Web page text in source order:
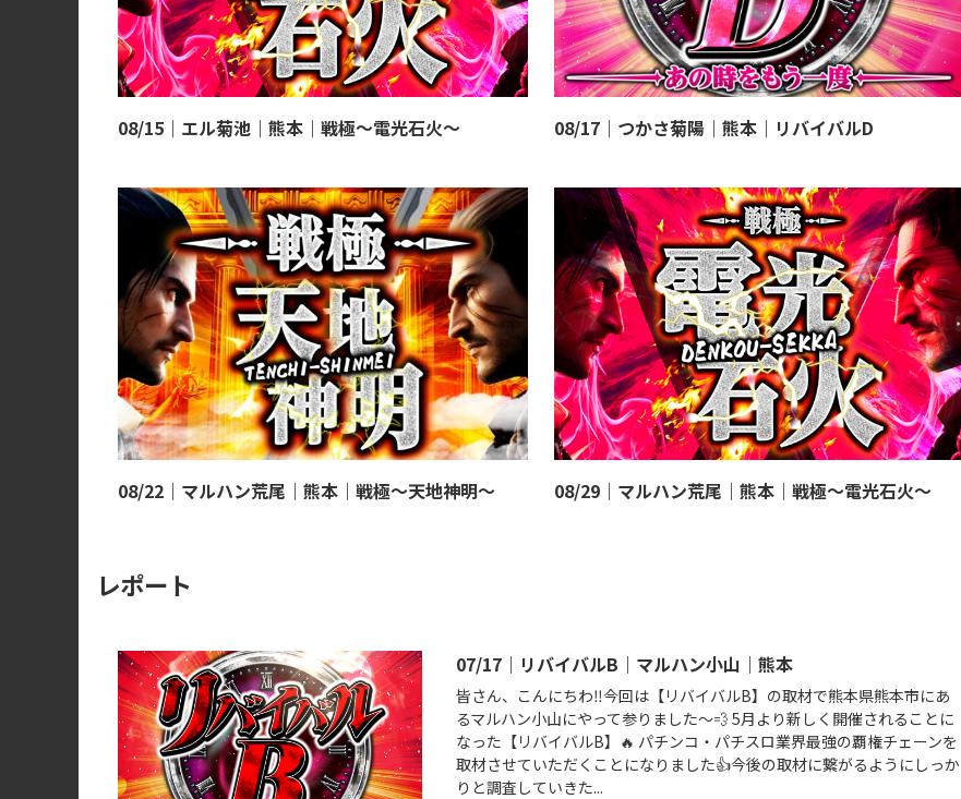
08/15｜エル菊池｜熊本｜戦極～電光石火～ 08/17｜つかさ菊陽｜熊本｜リバイバルD
08/22｜マルハン荒尾｜熊本｜戦極～天地神明～ 08/29｜マルハン荒尾｜熊本｜戦極～電光石火～
レポート
07/17｜リバイバルB｜マルハン小山｜熊本
皆さん、こんにちわ‼️今回は【リバイバルB】の取材で熊本県熊本市にあ
るマルハン小山にやって参りました～💨 5月より新しく開催されることに
なった【リバイバルB】🔥 パチンコ・パチスロ業界最強の覇権チェーンを
取材させていただくことになりました👍今後の取材に繋がるようにしっか
りと調査していきた...